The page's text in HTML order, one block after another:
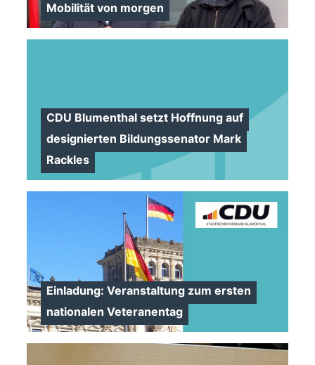
Mobilität von morgen
CDU Blumenthal setzt Hoffnung auf
designierten Bildungssenator Mark
Rackles
Einladung: Veranstaltung zum ersten
nationalen Veteranentag